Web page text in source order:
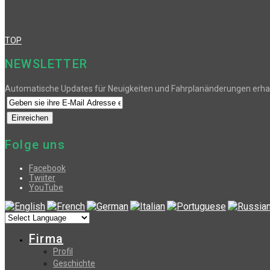
TOP
NEWSLETTER
Automatische Updates für Neuigkeiten und Fahrplanänderungen
Folge uns
Facebook
Twiiter
YouTube
Firma
Profil
Geschichte